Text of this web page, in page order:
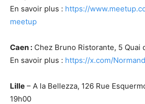
En savoir plus : https://
meetup
Caen : Chez Bruno Ristorante, 5 Quai
En savoir plus : https://x.com/
Lille – A la Bellezza, 126 Rue
19h00